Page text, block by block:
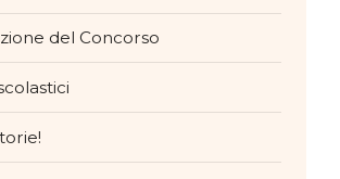
del Concorso